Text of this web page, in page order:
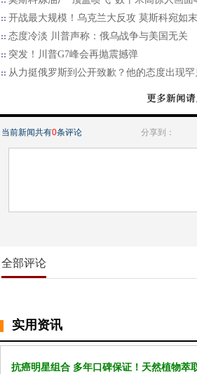
开战最大规模！乌克兰大反攻 莫斯科宛如
态度冷淡 川普声称：俄乌战争与美国无关
突发！川普G7峰会再抛震撼弹
从力挺俄罗斯到公开致歉？他的态度出现
当前新闻共有0条评论 分享到：
全部评论
实用资讯
抗癌明星组合 多年口碑保证！天然植物萃